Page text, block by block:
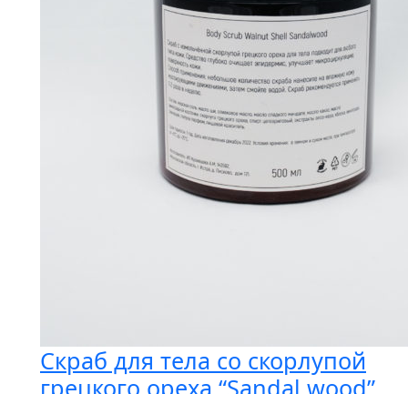
Скраб для тела со скорлупой
грецкого ореха “Sandal wood”